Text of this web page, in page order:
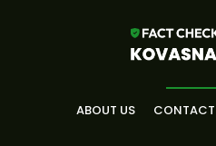
ABOUT US CONTACT